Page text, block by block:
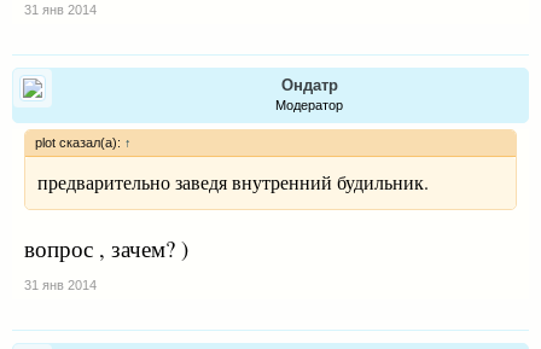
31 янв 2014
Ондатр
Модератор
plot сказал(а): ↑
предварительно заведя внутренний будильник.
вопрос , зачем? )
31 янв 2014